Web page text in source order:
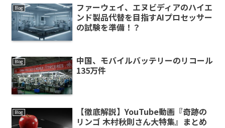
Blog
ファーウェイ、エヌビディアのハイエ
ンド製品代替を目指すAIプロセッサー
の試験を準備！？
Blog
中国、モバイルバッテリーのリコール
135万件
Blog
【徹底解説】YouTube動画『奇跡の
リンゴ 木村秋則さん大特集』まとめ